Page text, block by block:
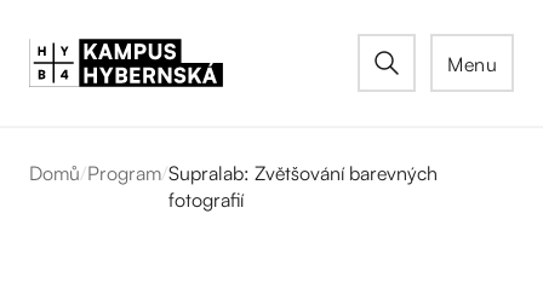
Menu
Domů/Program/Supralab: Zvětšování barevných
fotografií